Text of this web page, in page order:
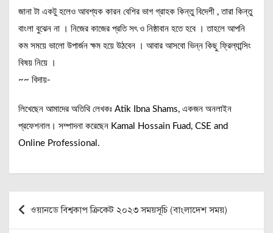
জানা টা একটু হলেও আবশ্যক কারন বেশির ভাগ গ্রাহক কিন্তু বিদেশী , তারা কিন্তু
বাংলা বুঝেন না । নিজের কাজের প্রতি সৎ ও নিষ্ঠাবান হতে হবে । তাহলে আপনি
কম সময়ে ভালো উপার্জন ক্ষম হয়ে উঠবেন । আবার আসবো ভিন্ন কিছু ফ্রিল্যান্সিং
বিষয় নিয়ে ।
~~ বিদায়-
লিখেছেন আমাদের অতিথি লেখকঃ Atik Ibna Shams, একজন অনলাইন
প্রফেশনাল। সম্পাদনা করেছেন Kamal Hossain Fuad, CSE and
Online Professional.
Post
navigation
ওয়ানডে বিশ্বকাপ ক্রিকেট ২০২৩ সময়সূচি (বাংলাদেশ সময়)